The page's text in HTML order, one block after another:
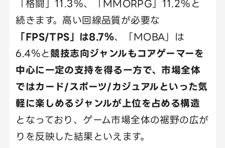
「格闘」11.3％、「MMORPG」11.2％と
続きます。高い回線品質が必要な
「FPS/TPS」は8.7％、「MOBA」は
6.4％と競技志向ジャンルもコアゲーマーを
中心に一定の支持を得る一方で、市場全体
ではカード/スポーツ/カジュアルといった気
軽に楽しめるジャンルが上位を占める構造
となっており、ゲーム市場全体の裾野の広が
りを反映した結果といえます。